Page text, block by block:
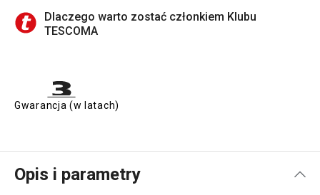
Dlaczego warto zostać członkiem Klubu
TESCOMA
Gwarancja (w latach)
Opis i parametry